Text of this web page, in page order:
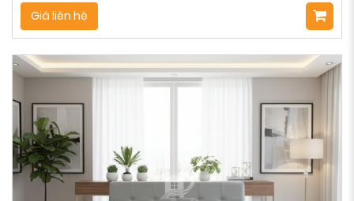
Giá liên hệ